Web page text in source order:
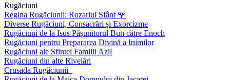
Rugăciuni
Regina Rugăciunii: Rozariul Sfânt 🌹
Diverse Rugăciuni, Consacrări și Exorcizme
Rugăciuni de la Isus Pășunitorul Bun către Enoch
Rugăciuni pentru Prepararea Divină a Inimilor
Rugăciuni ale Sfintei Familii Azil
Rugăciuni din alte Rivelări
Crusada Rugăciunii